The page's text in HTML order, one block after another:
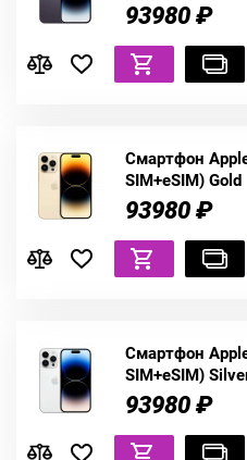
93980 ₽
Смартфон
SIM+eSIM) Gold
93980 ₽
Смартфон
SIM+eSIM)
93980 ₽